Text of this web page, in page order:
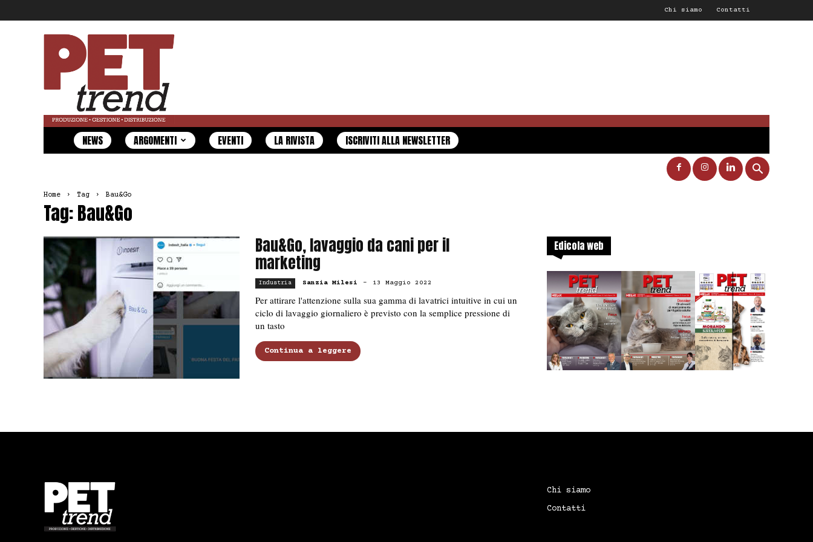
Chi siamo Contatti
Pet
Trend
NEWS ARGOMENTI EVENTI LA RIVISTA ISCRIVITI ALLA NEWSLETTER
Home Tag Bau&Go
Tag: Bau&Go
Bau&Go, lavaggio da cani per il
marketing
Industria Sanzia Milesi - 13 Maggio 2022
Per attirare l'attenzione sulla sua gamma di lavatrici intuitive in cui un
ciclo di lavaggio giornaliero è previsto con la semplice pressione di
un tasto
Continua a leggere
Edicola web
Chi siamo
Contatti